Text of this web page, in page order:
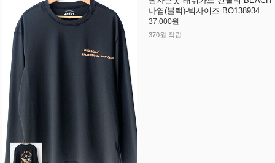
나염(블랙)-빅사이즈 BO138934
37,000원
370원 적립